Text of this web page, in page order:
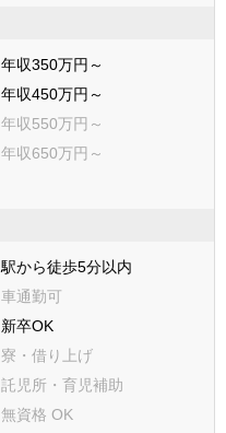
年収350万円～
年収450万円～
年収550万円～
年収650万円～
駅から徒歩5分以内
車通勤可
新卒OK
寮・借り上げ
託児所・育児補助
無資格 OK